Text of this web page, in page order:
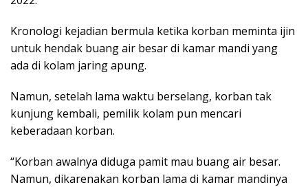
Kronologi kejadian bermula ketika korban meminta ijin
untuk hendak buang air besar di kamar mandi yang
ada di kolam jaring apung.
Namun, setelah lama waktu berselang, korban tak
kunjung kembali, pemilik kolam pun mencari
keberadaan korban.
“Korban awalnya diduga pamit mau buang air besar.
Namun, dikarenakan korban lama di kamar mandinya